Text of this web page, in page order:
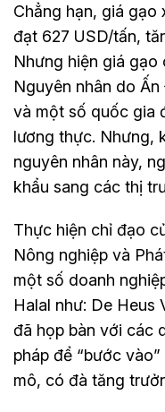
Chẳng hạn, giá gạo
đạt 627 USD/tấn,
Nhưng hiện giá
Nguyên nhân do
và một số quốc gia
lương thực. Nhưng,
nguyên nhân này,
khẩu sang các thị
Thực hiện chỉ đạo
Nông nghiệp và
một số doanh
Halal như: De Heus
đã họp bàn với các
pháp để “bước
mô, có đà tăng